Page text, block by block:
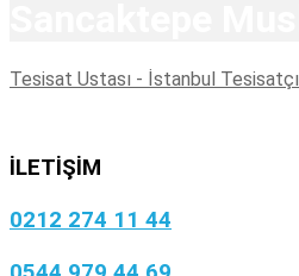
Tesisat Ustası - İstanbul Tesisatçı
İLETİŞİM
0212 274 11 44